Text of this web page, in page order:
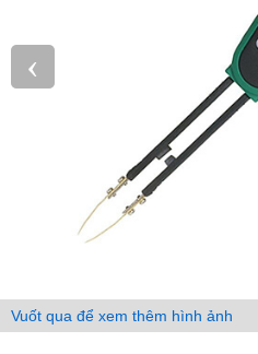
‹
Vuốt qua để xem thêm hình ảnh